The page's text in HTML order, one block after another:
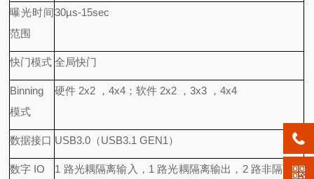
曝光时间
范围
30µs-15sec
快门模式 全局快门
Binning
模式
硬件 2x2 ，4x4；软件 2x2 ，3x3 ，4x4
数据接口 USB3.0（USB3.1 GEN1）
数字 IO 1 路光耦隔离输入，1 路光耦隔离输出，2 路非隔离输